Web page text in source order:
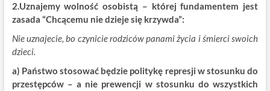
2.Uznajemy wolność osobistą – której fundamentem jest
zasada “Chcącemu nie dzieje się krzywda”:
Nie uznajecie, bo czynicie rodziców panami życia i śmierci swoich
dzieci.
a) Państwo stosować będzie politykę represji w stosunku do
przestępców – a nie prewencji w stosunku do wszystkich